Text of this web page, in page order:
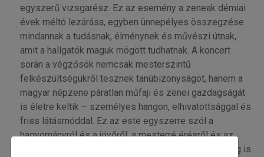
egyszerű vizsgarész. Ez az esemény a zeneak démiai
évek méltó lezárása, egyben ünnepélyes összegzése
mindannak a tudásnak, élménynek és művészi útnak,
amit a hallgatók maguk mögött tudhatnak. A koncert
során a végzősök nemcsak mesterszintű
felkészültségükről tesznek tanúbizonyságot, hanem a
magyar népzene páratlan műfaji és zenei gazdagságát
is életre keltik – személyes hangon, elhivatottsággal és
friss látásmóddal. Ez az este egyszerre szól a
hagyományról és a jövőről, a mesterré érésről és az
elindulásról. Egy különleges alkalom, ahol a közönség is